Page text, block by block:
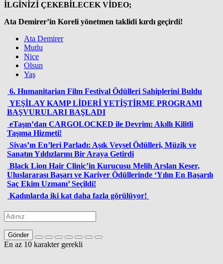
İLGİNİZİ ÇEKEBİLECEK VİDEO;
Ata Demirer’in Koreli yönetmen taklidi kırdı geçirdi!
Ata Demirer
Mutlu
Nice
Olsun
Yaş
6. Humanitarian Film Festival Ödülleri Sahiplerini Buldu
YEŞİLAY KAMP LİDERİ YETİŞTİRME PROGRAMI
BAŞVURULARI BAŞLADI
eTaşın’dan CARGOLOCKED ile Devrim: Akıllı Kilitli
Taşıma Hizmeti!
Sivas’ın En’leri Parladı: Aşık Veysel Ödülleri, Müzik ve
Sanatın Yıldızlarını Bir Araya Getirdi
Black Lion Hair Clinic’in Kurucusu Melih Arslan Keser,
Uluslararası Başarı ve Kariyer Ödüllerinde ‘Yılın En Başarılı
Saç Ekim Uzmanı’ Seçildi!
Kadınlarda iki kat daha fazla görülüyor!
Gönder
En az 10 karakter gerekli